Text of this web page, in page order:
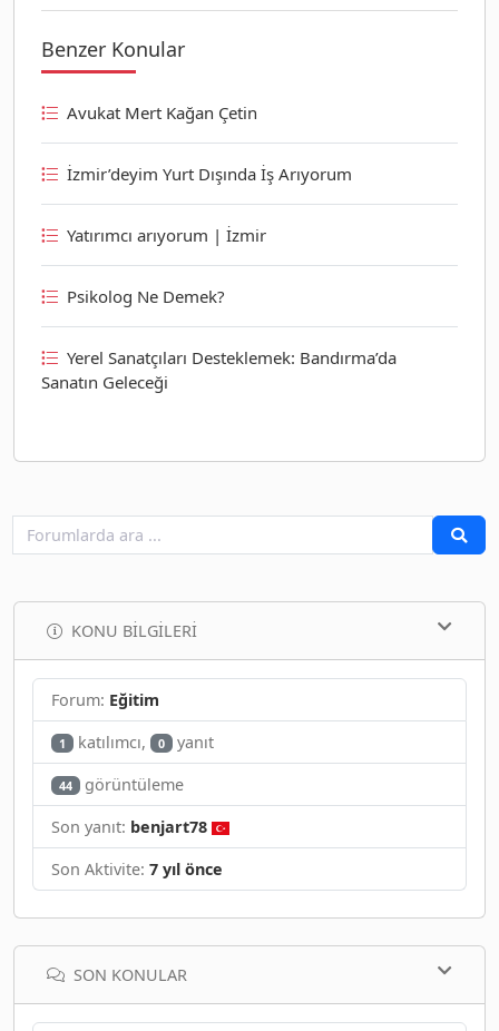
Benzer Konular
Avukat Mert Kağan Çetin
İzmir’deyim Yurt Dışında İş Arıyorum
Yatırımcı arıyorum | İzmir
Psikolog Ne Demek?
Yerel Sanatçıları Desteklemek: Bandırma’da
Sanatın Geleceği
KONU BILGILERI
Forum: Eğitim
1 katılımcı, 0 yanıt
44
görüntüleme
Son yanıt: benjart78
Son Aktivite: 7 yıl önce
SON KONULAR